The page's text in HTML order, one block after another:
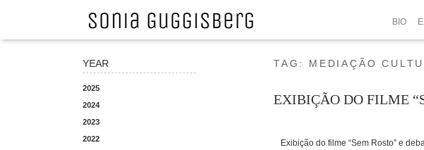
BIO
YEAR
2025
2024
2023
2022
TAG: MEDIAÇÃO
EXIBIÇÃO DO FILME
Exibição do filme “Sem Rosto” e